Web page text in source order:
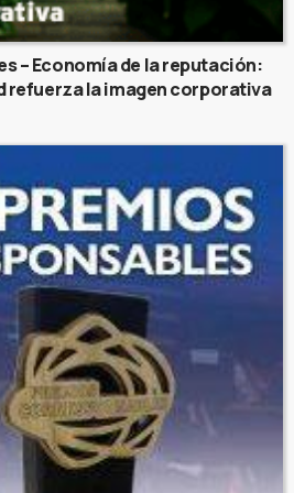
– Economía de la reputación:
refuerza la imagen corporativa